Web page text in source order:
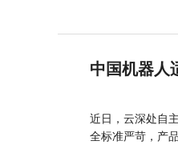
中国机器人
近日，云深处自
全标准严苛，产